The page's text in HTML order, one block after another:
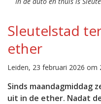
Sleutelstad
ether
Leiden, 23 februari 2026 om
Sinds maandagmiddag
uit in de ether. Nadat